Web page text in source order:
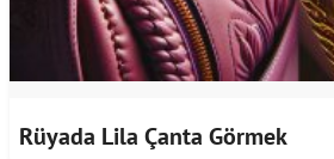
Rüyada Lila Çanta Görmek